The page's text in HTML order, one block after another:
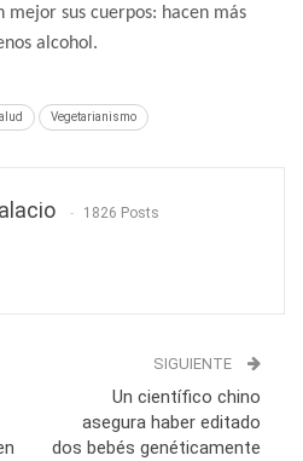
sus cuerpos: hacen más
alcohol.
Vegetarianismo
1826 Posts
SIGUIENTE
Un científico chino
asegura haber editado
dos bebés genéticamente